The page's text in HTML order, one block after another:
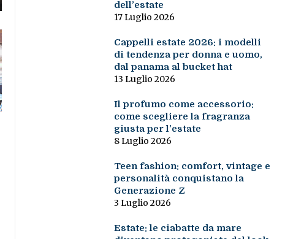
dell’estate
17 Luglio 2026
Cappelli estate 2026: i modelli
di tendenza per donna e uomo,
dal panama al bucket hat
13 Luglio 2026
Il profumo come accessorio:
come scegliere la fragranza
giusta per l’estate
8 Luglio 2026
Teen fashion: comfort, vintage e
personalità conquistano la
Generazione Z
3 Luglio 2026
Estate: le ciabatte da mare